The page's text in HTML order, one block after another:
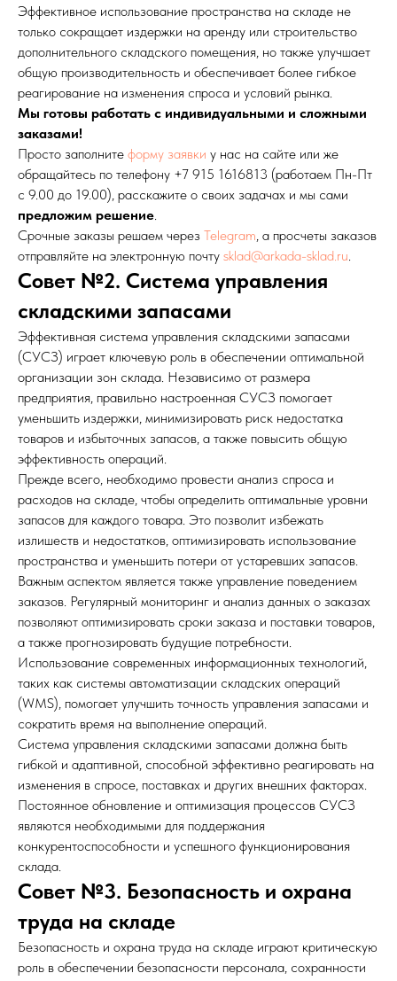
Эффективное использование пространства на складе не
только сокращает издержки на аренду или строительство
дополнительного складского помещения, но также улучшает
общую производительность и обеспечивает более гибкое
реагирование на изменения спроса и условий рынка.
Мы готовы работать с индивидуальными и сложными
заказами!
Просто заполните форму заявки у нас на сайте или же
обращайтесь по телефону +7 915 1616813 (работаем Пн-Пт
с 9.00 до 19.00), расскажите о своих задачах и мы сами
предложим решение.
Срочные заказы решаем через Telegram, а просчеты заказов
отправляйте на электронную почту sklad@arkada-sklad.ru.
Совет №2. Система управления
складскими запасами
Эффективная система управления складскими запасами
(СУСЗ) играет ключевую роль в обеспечении оптимальной
организации зон склада. Независимо от размера
предприятия, правильно настроенная СУСЗ помогает
уменьшить издержки, минимизировать риск недостатка
товаров и избыточных запасов, а также повысить общую
эффективность операций.
Прежде всего, необходимо провести анализ спроса и
расходов на складе, чтобы определить оптимальные уровни
запасов для каждого товара. Это позволит избежать
излишеств и недостатков, оптимизировать использование
пространства и уменьшить потери от устаревших запасов.
Важным аспектом является также управление поведением
заказов. Регулярный мониторинг и анализ данных о заказах
позволяют оптимизировать сроки заказа и поставки товаров,
а также прогнозировать будущие потребности.
Использование современных информационных технологий,
таких как системы автоматизации складских операций
(WMS), помогает улучшить точность управления запасами и
сократить время на выполнение операций.
Система управления складскими запасами должна быть
гибкой и адаптивной, способной эффективно реагировать на
изменения в спросе, поставках и других внешних факторах.
Постоянное обновление и оптимизация процессов СУСЗ
являются необходимыми для поддержания
конкурентоспособности и успешного функционирования
склада.
Совет №3. Безопасность и охрана
труда на складе
Безопасность и охрана труда на складе играют критическую
роль в обеспечении безопасности персонала, сохранности